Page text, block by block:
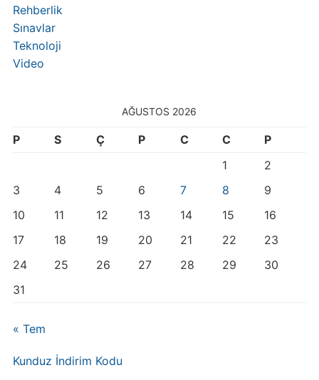
Rehberlik
Sınavlar
Teknoloji
Video
AĞUSTOS 2026
P S Ç P C C
P
1
2
3
4 5 6 7 8
9
10
11 12 13 14 15
16
17
18 19 20 21 22
23
24
25 26 27 28 29
30
31
« Tem
Kunduz İndirim Kodu